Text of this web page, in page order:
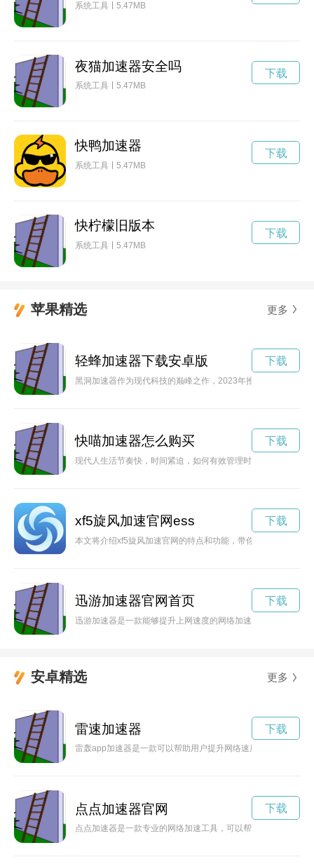
系统工具 5.47MB
夜猫加速器安全吗
系统工具 5.47MB
下载
快鸭加速器
系统工具 5.47MB
下载
快柠檬旧版本
系统工具 5.47MB
下载
苹果精选 更多
轻蜂加速器下载安卓版
黑洞加速器作为现代科技的巅峰之作，2023年推出了全新的最
下载
快喵加速器怎么购买
现代人生活节奏快，时间紧迫，如何有效管理时间成为了一个
下载
xf5旋风加速官网ess
本文将介绍xf5旋风加速官网的特点和功能，带你了解这款加速
下载
迅游加速器官网首页
迅游加速器是一款能够提升上网速度的网络加速工具，通过优
下载
安卓精选 更多
雷速加速器
雷轰app加速器是一款可以帮助用户提升网络速度的应用程序
下载
点点加速器官网
点点加速器是一款专业的网络加速工具，可以帮助用户在网络
下载